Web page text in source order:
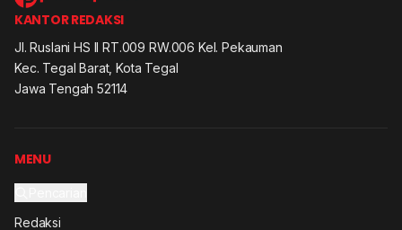
KANTOR REDAKSI
Jl. Ruslani HS II RT.009 RW.006 Kel. Pekauman
Kec. Tegal Barat, Kota Tegal
Jawa Tengah 52114
MENU
Redaksi